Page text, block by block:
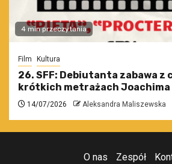
4 min przeczytania
Film Kultura
26. SFF: Debiutanta zabawa z
krótkich metrażach Joachima
14/07/2026 Aleksandra Maliszewska
O nas Zespół